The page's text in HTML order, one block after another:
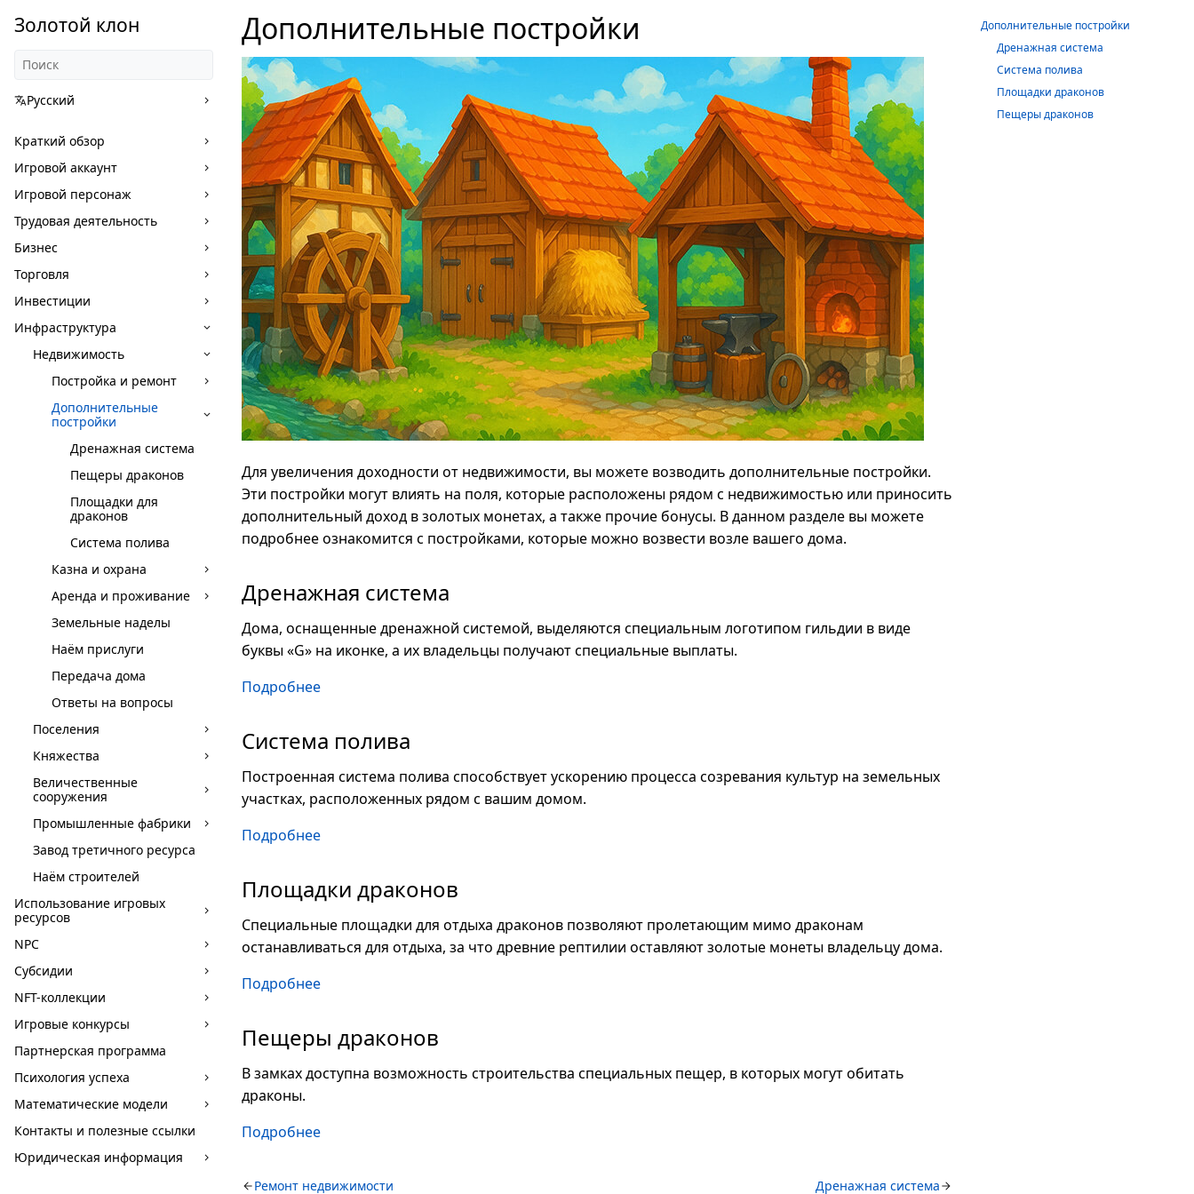
Золотой клон
Русский
Краткий обзор
Игровой аккаунт
Игровой персонаж
Трудовая деятельность
Бизнес
Торговля
Инвестиции
Инфраструктура
Недвижимость
Постройка и ремонт
Дополнительные
постройки
Дренажная система
Пещеры драконов
Площадки для
драконов
Система полива
Казна и охрана
Аренда и проживание
Земельные наделы
Наём прислуги
Передача дома
Ответы на вопросы
Поселения
Княжества
Величественные
сооружения
Промышленные фабрики
Завод третичного ресурса
Наём строителей
Использование игровых
ресурсов
NPC
Субсидии
NFT-коллекции
Игровые конкурсы
Партнерская программа
Психология успеха
Математические модели
Контакты и полезные ссылки
Юридическая информация
Дополнительные постройки
Для увеличения доходности от недвижимости, вы можете возводить дополнительные постройки.
Эти постройки могут влиять на поля, которые расположены рядом с недвижимостью или приносить
дополнительный доход в золотых монетах, а также прочие бонусы. В данном разделе вы можете
подробнее ознакомится с постройками, которые можно возвести возле вашего дома.
Дренажная система
Дома, оснащенные дренажной системой, выделяются специальным логотипом гильдии в виде
буквы «G» на иконке, а их владельцы получают специальные выплаты.
Подробнее
Система полива
Построенная система полива способствует ускорению процесса созревания культур на земельных
участках, расположенных рядом с вашим домом.
Подробнее
Площадки драконов
Специальные площадки для отдыха драконов позволяют пролетающим мимо драконам
останавливаться для отдыха, за что древние рептилии оставляют золотые монеты владельцу дома.
Подробнее
Пещеры драконов
В замках доступна возможность строительства специальных пещер, в которых могут обитать
драконы.
Подробнее
Ремонт недвижимости Дренажная система
Дополнительные постройки
Дренажная система
Система полива
Площадки драконов
Пещеры драконов